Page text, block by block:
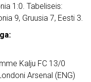
1:0. Tabeliseis:
9, Gruusia 7, Eesti 3.
Kalju FC 13/0
Arsenal (ENG)